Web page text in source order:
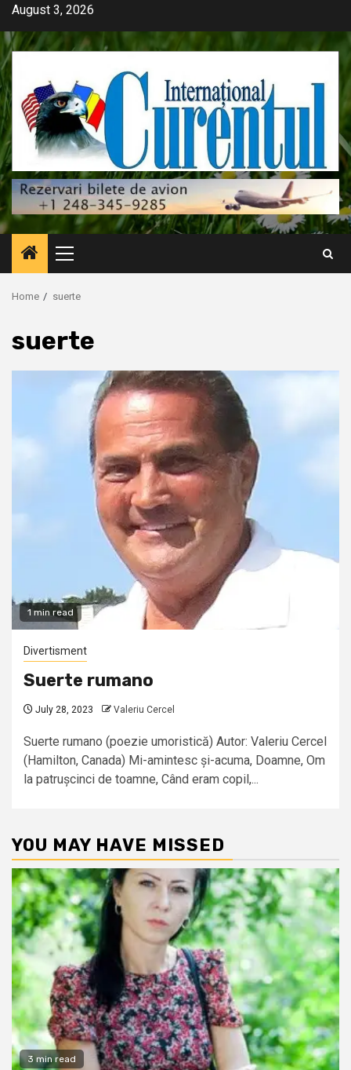
Skip
content
August 3, 2026
Primary
Menu
Home suerte
suerte
1 min read
Divertisment
Suerte rumano
July 28, 2023 Valeriu Cercel
Suerte rumano (poezie umoristică) Autor: Valeriu Cercel
(Hamilton, Canada) Mi-amintesc și-acuma, Doamne, Om
la patrușcinci de toamne, Când eram copil,...
YOU MAY HAVE MISSED
3 min read